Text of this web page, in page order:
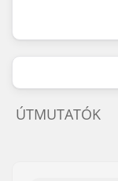
ÚTMUTATÓK